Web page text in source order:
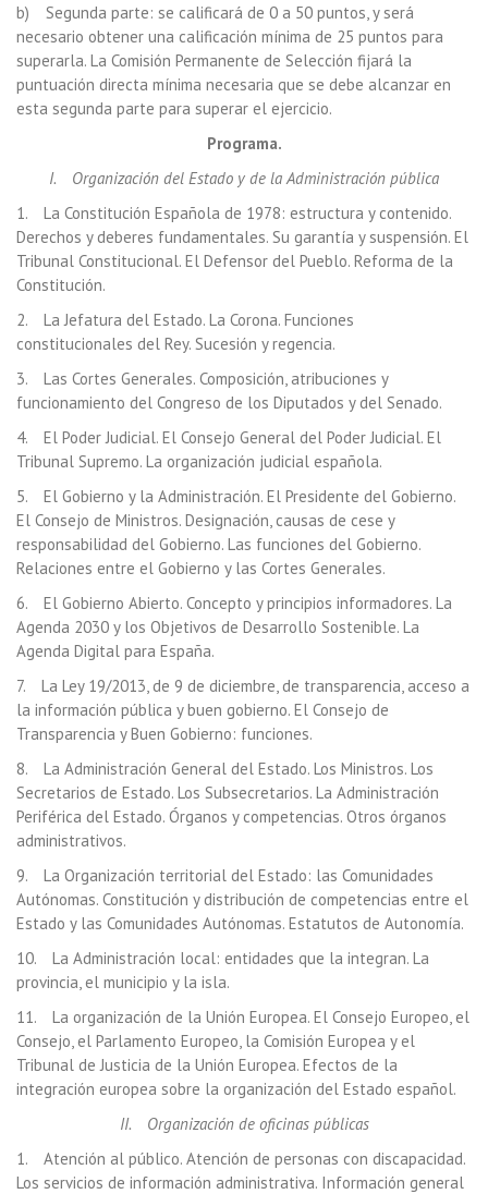
b) Segunda parte: se calificará de 0 a 50 puntos, y será
necesario obtener una calificación mínima de 25 puntos para
superarla. La Comisión Permanente de Selección fijará la
puntuación directa mínima necesaria que se debe alcanzar en
esta segunda parte para superar el ejercicio.
Programa.
I. Organización del Estado y de la Administración pública
1. La Constitución Española de 1978: estructura y contenido.
Derechos y deberes fundamentales. Su garantía y suspensión. El
Tribunal Constitucional. El Defensor del Pueblo. Reforma de la
Constitución.
2. La Jefatura del Estado. La Corona. Funciones
constitucionales del Rey. Sucesión y regencia.
3. Las Cortes Generales. Composición, atribuciones y
funcionamiento del Congreso de los Diputados y del Senado.
4. El Poder Judicial. El Consejo General del Poder Judicial. El
Tribunal Supremo. La organización judicial española.
5. El Gobierno y la Administración. El Presidente del Gobierno.
El Consejo de Ministros. Designación, causas de cese y
responsabilidad del Gobierno. Las funciones del Gobierno.
Relaciones entre el Gobierno y las Cortes Generales.
6. El Gobierno Abierto. Concepto y principios informadores. La
Agenda 2030 y los Objetivos de Desarrollo Sostenible. La
Agenda Digital para España.
7. La Ley 19/2013, de 9 de diciembre, de transparencia, acceso a
la información pública y buen gobierno. El Consejo de
Transparencia y Buen Gobierno: funciones.
8. La Administración General del Estado. Los Ministros. Los
Secretarios de Estado. Los Subsecretarios. La Administración
Periférica del Estado. Órganos y competencias. Otros órganos
administrativos.
9. La Organización territorial del Estado: las Comunidades
Autónomas. Constitución y distribución de competencias entre el
Estado y las Comunidades Autónomas. Estatutos de Autonomía.
10. La Administración local: entidades que la integran. La
provincia, el municipio y la isla.
11. La organización de la Unión Europea. El Consejo Europeo, el
Consejo, el Parlamento Europeo, la Comisión Europea y el
Tribunal de Justicia de la Unión Europea. Efectos de la
integración europea sobre la organización del Estado español.
II. Organización de oficinas públicas
1. Atención al público. Atención de personas con discapacidad.
Los servicios de información administrativa. Información general